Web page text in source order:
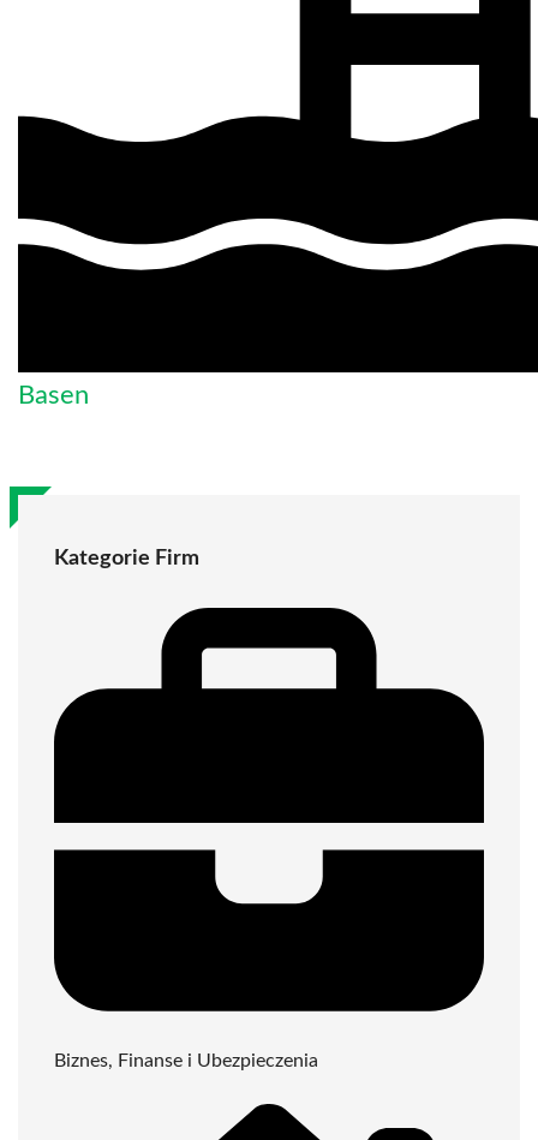
Basen
Kategorie Firm
Biznes, Finanse i Ubezpieczenia